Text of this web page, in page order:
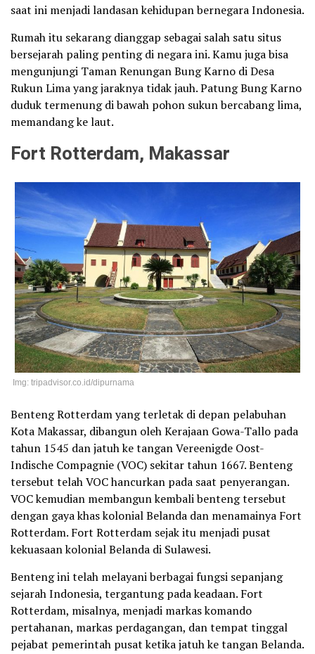
saat ini menjadi landasan kehidupan bernegara Indonesia.
Rumah itu sekarang dianggap sebagai salah satu situs
bersejarah paling penting di negara ini. Kamu juga bisa
mengunjungi Taman Renungan Bung Karno di Desa
Rukun Lima yang jaraknya tidak jauh. Patung Bung Karno
duduk termenung di bawah pohon sukun bercabang lima,
memandang ke laut.
Fort Rotterdam, Makassar
Img: tripadvisor.co.id/dipurnama
Benteng Rotterdam yang terletak di depan pelabuhan
Kota Makassar, dibangun oleh Kerajaan Gowa-Tallo pada
tahun 1545 dan jatuh ke tangan Vereenigde Oost-
Indische Compagnie (VOC) sekitar tahun 1667. Benteng
tersebut telah VOC hancurkan pada saat penyerangan.
VOC kemudian membangun kembali benteng tersebut
dengan gaya khas kolonial Belanda dan menamainya Fort
Rotterdam. Fort Rotterdam sejak itu menjadi pusat
kekuasaan kolonial Belanda di Sulawesi.
Benteng ini telah melayani berbagai fungsi sepanjang
sejarah Indonesia, tergantung pada keadaan. Fort
Rotterdam, misalnya, menjadi markas komando
pertahanan, markas perdagangan, dan tempat tinggal
pejabat pemerintah pusat ketika jatuh ke tangan Belanda.